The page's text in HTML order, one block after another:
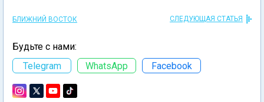
БЛИЖНИЙ ВОСТОК СЛЕДУЮЩАЯ СТАТЬЯ
Будьте с нами:
Telegram
WhatsApp Facebook